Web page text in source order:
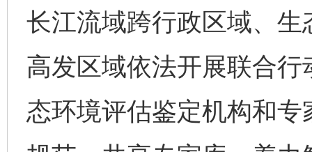
长江流域跨行政区域、
高发区域依法开展联合
态环境评估鉴定机构和